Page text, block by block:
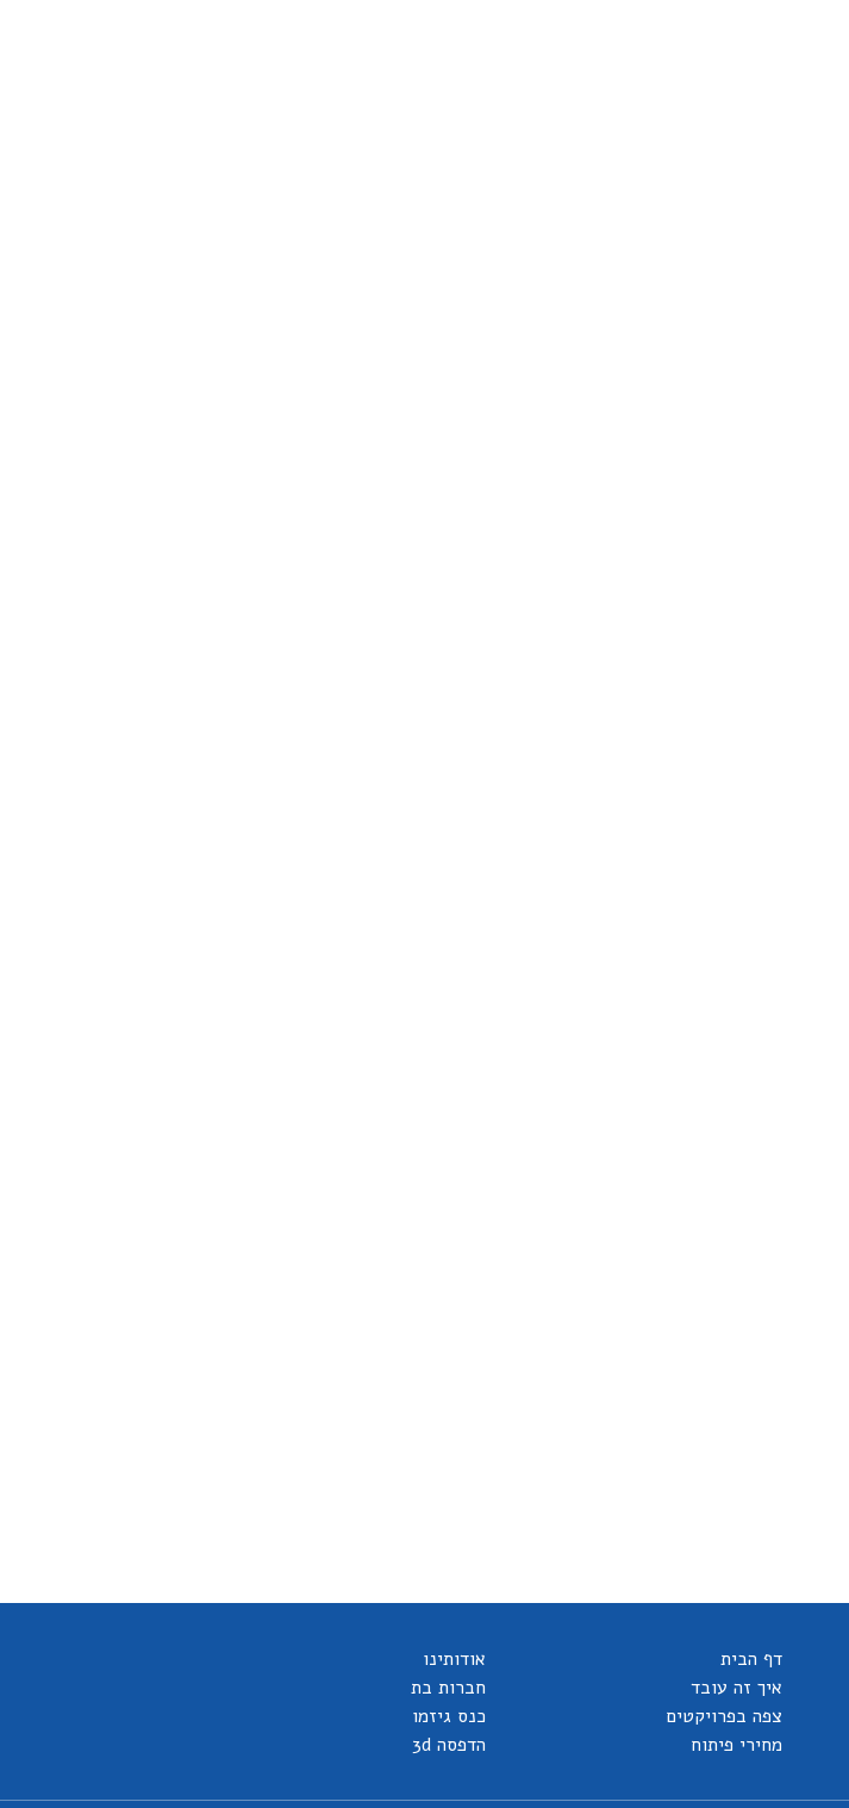
דף הבית
איך זה עובד
צפה בפרויקטים
מחירי פיתוח
אודותינו
חברות בת
כנס גיזמו
הדפסה 3d